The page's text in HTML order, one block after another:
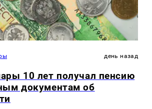
день назад
10 лет получал пенсию
документам об